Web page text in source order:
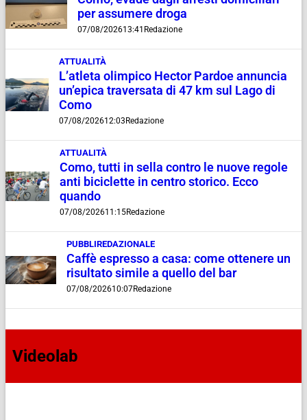
per assumere droga
07/08/202613:41 Redazione
ATTUALITÀ
L’atleta olimpico Hector Pardoe annuncia
un’epica traversata di 47 km sul Lago di
Como
07/08/202612:03 Redazione
ATTUALITÀ
Como, tutti in sella contro le nuove regole
anti biciclette in centro storico. Ecco
quando
07/08/202611:15Redazione
PUBBLIREDAZIONALE
Caffè espresso a casa: come ottenere un
risultato simile a quello del bar
07/08/202610:07Redazione
Videolab